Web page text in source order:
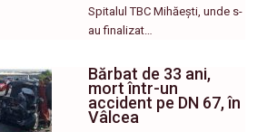
Spitalul TBC Mihăești, unde s-
au finalizat…
Bărbat de 33 ani,
mort într-un
accident pe DN 67, în
Vâlcea